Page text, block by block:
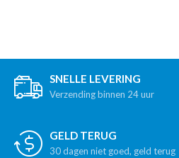
SNELLE LEVERING
Verzending binnen 24 uur
GELD TERUG
30 dagen niet goed, geld terug